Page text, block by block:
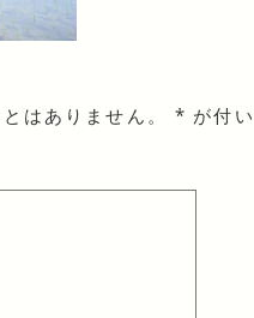
はありません。 * が付い